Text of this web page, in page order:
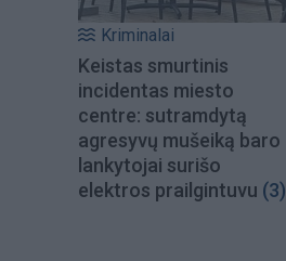
Kriminalai
Keistas smurtinis
incidentas miesto
centre: sutramdytą
agresyvų mušeiką baro
lankytojai surišo
elektros prailgintuvu (3)